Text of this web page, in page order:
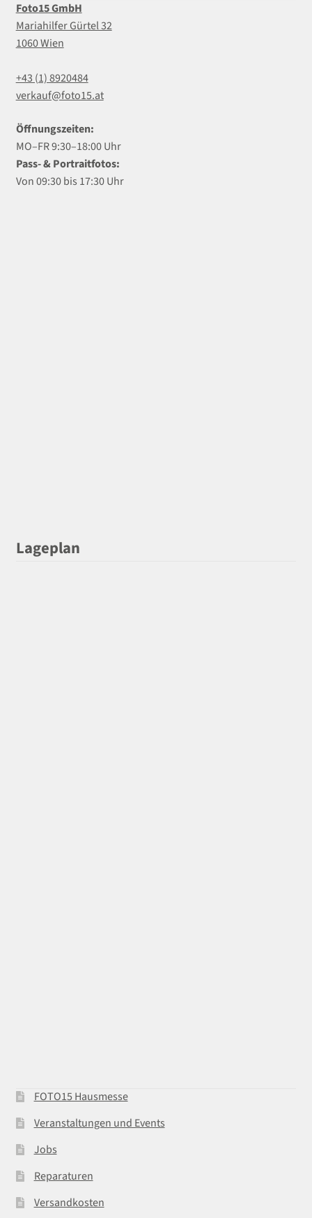
Foto15 GmbH
Mariahilfer Gürtel 32
1060 Wien
+43 (1) 8920484
verkauf@foto15.at
Öffnungszeiten:
MO–FR 9:30–18:00 Uhr
Pass- & Portraitfotos:
Von 09:30 bis 17:30 Uhr
Lageplan
FOTO15 Hausmesse
Veranstaltungen und Events
Jobs
Reparaturen
Versandkosten